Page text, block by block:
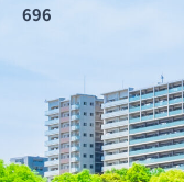
696